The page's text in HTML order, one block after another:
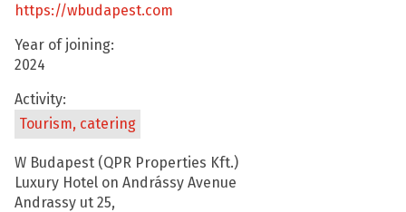
https://wbudapest.com
Year of joining:
2024
Activity:
Tourism, catering
W Budapest (QPR Properties Kft.)
Luxury Hotel on Andrássy Avenue
Andrassy ut 25,